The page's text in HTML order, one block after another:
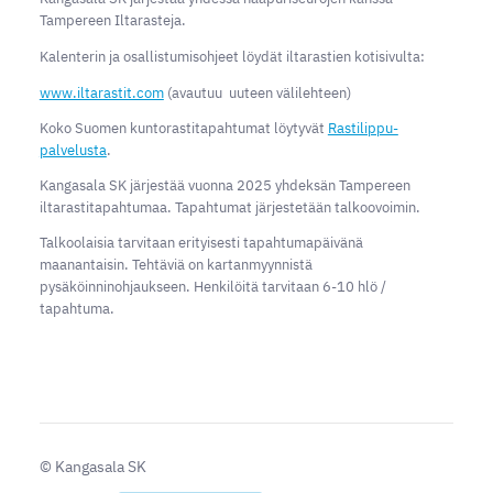
Tampereen Iltarasteja.
Kalenterin ja osallistumisohjeet löydät iltarastien kotisivulta:
www.iltarastit.com(avautuu uuteen välilehteen)
Koko Suomen kuntorastitapahtumat löytyvät Rastilippu-
palvelusta.
Kangasala SK järjestää vuonna 2025 yhdeksän Tampereen
iltarastitapahtumaa. Tapahtumat järjestetään talkoovoimin.
Talkoolaisia tarvitaan erityisesti tapahtumapäivänä
maanantaisin. Tehtäviä on kartanmyynnistä
pysäköinninohjaukseen. Henkilöitä tarvitaan 6-10 hlö /
tapahtuma.
© Kangasala SK